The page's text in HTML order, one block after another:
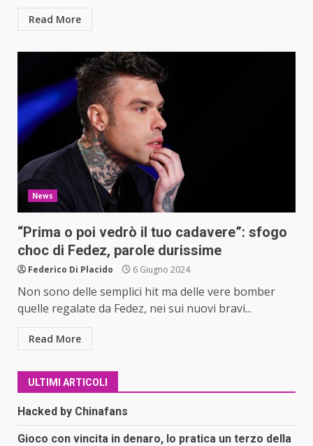
Read More
News
“Prima o poi vedrò il tuo cadavere”: sfogo
choc di Fedez, parole durissime
Federico Di Placido 6 Giugno 2024
Non sono delle semplici hit ma delle vere bomber
quelle regalate da Fedez, nei sui nuovi bravi...
Read More
ULTIMI ARTICOLI
Hacked by Chinafans
Gioco con vincita in denaro, lo pratica un terzo della